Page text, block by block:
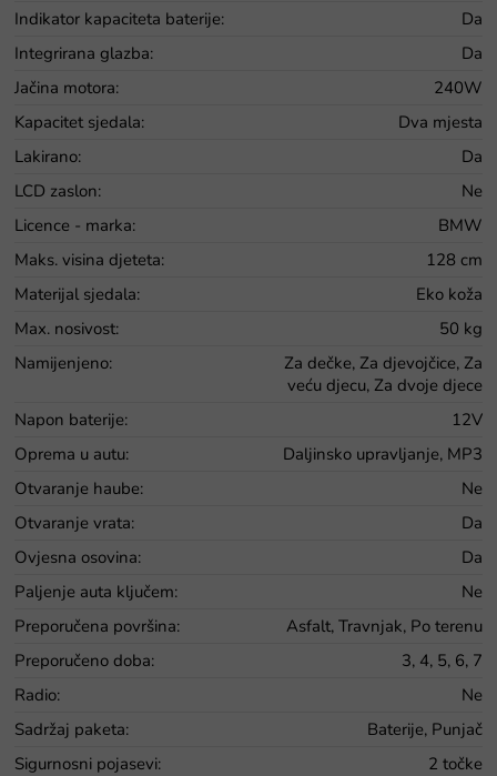
Indikator kapaciteta baterije:
Da
Integrirana glazba:
Da
Jačina motora:
240W
Kapacitet sjedala:
Dva mjesta
Lakirano:
Da
LCD zaslon:
Ne
Licence - marka:
BMW
Maks. visina djeteta:
128 cm
Materijal sjedala:
Eko koža
Max. nosivost:
50 kg
Namijenjeno:
Za dečke, Za djevojčice, Za
veću djecu, Za dvoje djece
Napon baterije:
12V
Oprema u autu:
Daljinsko upravljanje, MP3
Otvaranje haube:
Ne
Otvaranje vrata:
Da
Ovjesna osovina:
Da
Paljenje auta ključem:
Ne
Preporučena površina:
Asfalt, Travnjak, Po terenu
Preporučeno doba:
3, 4, 5, 6, 7
Radio:
Ne
Sadržaj paketa:
Baterije, Punjač
Sigurnosni pojasevi:
2 točke